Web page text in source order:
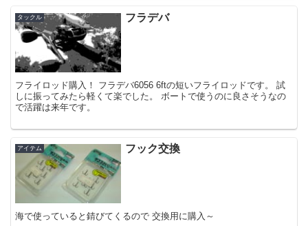
タックル フラデバ
フライロッド購入！ フラデバ6056 6ftの短いフライロッドです。 試
しに振ってみたら軽くて楽でした。 ボートで使うのに良さそうなの
で活躍は来年です。
アイテム フック交換
海で使っていると錆びてくるので 交換用に購入～